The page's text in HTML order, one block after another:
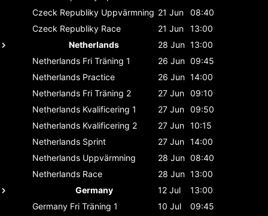
Czeck Republiky Uppvärmning 21 Jun
08:40
Czeck Republiky Race 21 Jun
13:00
Netherlands
28 Jun 13:00
Netherlands Fri Träning 1 26 Jun 09:45
Netherlands Practice 26 Jun 14:00
Netherlands Fri Träning 2 27 Jun 09:10
Netherlands Kvalificering 1 27 Jun 09:50
Netherlands Kvalificering 2 27 Jun 10:15
Netherlands Sprint 27 Jun 14:00
Netherlands Uppvärmning 28 Jun 08:40
Netherlands Race 28 Jun 13:00
Germany
12 Jul
13:00
Germany Fri Träning 1 10 Jul
09:45